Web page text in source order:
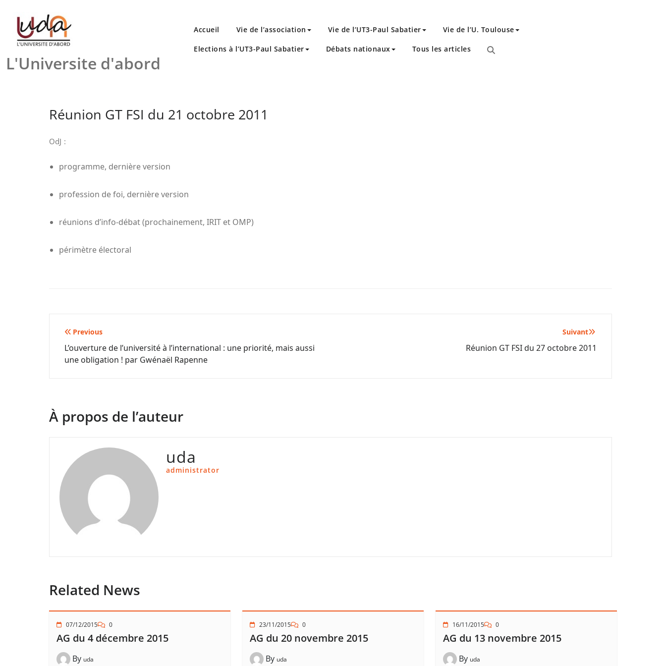
content
L'Universite d'abord
Accueil Vie de l’association Vie de l’UT3-Paul Sabatier Vie de l’U. Toulouse
Elections à l’UT3-Paul Sabatier Débats nationaux Tous les articles
Réunion GT FSI du 21 octobre 2011
OdJ :
programme, dernière version
profession de foi, dernière version
réunions d’info-débat (prochainement, IRIT et OMP)
périmètre électoral
Navigation
de
Previous
L’ouverture de l’université à l’international : une priorité, mais aussi
une obligation ! par Gwénaël Rapenne
Suivant
Réunion GT FSI du 27 octobre 2011
À propos de l’auteur
uda
administrator
Related News
07/12/2015 0
AG du 4 décembre 2015
By uda
23/11/2015 0
AG du 20 novembre 2015
By uda
16/11/2015 0
AG du 13 novembre 2015
By uda